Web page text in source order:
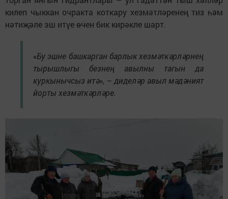
килеп чыккан очракта коткару хезмәтләренең тиз һәм
нәтиҗәле эш итүе өчен бик кирәкле шарт.
«Бу эшне башкарган барлык хезмәткәрләрнең
тырышлыгы безнең авылны тагын да
куркынычсыз итә», – диделәр авыл мәдәният
йорты хезмәткәрләре.